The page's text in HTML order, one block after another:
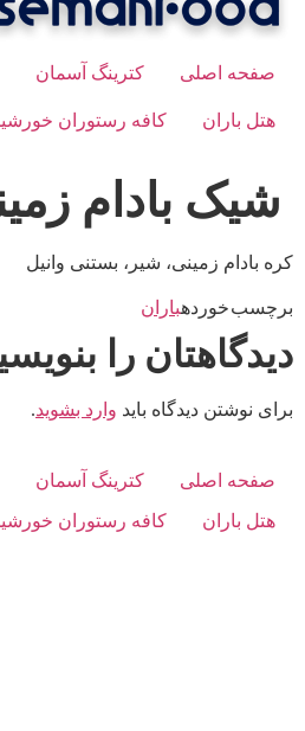
صفحه اصلی کترینگ آسمان
هتل باران کافه رستوران
شیک بادام
کره بادام زمینی، شیر، بستنی وانیل
برچسب خوردهباران
دیدگاهتان را
برای نوشتن دیدگاه باید وارد بشوید.
صفحه اصلی کترینگ آسمان
هتل باران
کافه رستوران